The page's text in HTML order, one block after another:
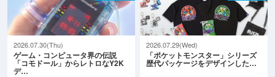
2026.07.30(Thu)
ゲーム・コンピュータ界の伝説
「コモドール」からレトロなY2K
デ…
2026.07.29(Wed)
「ポケットモンスター」シリーズ
歴代パッケージをデザインした…